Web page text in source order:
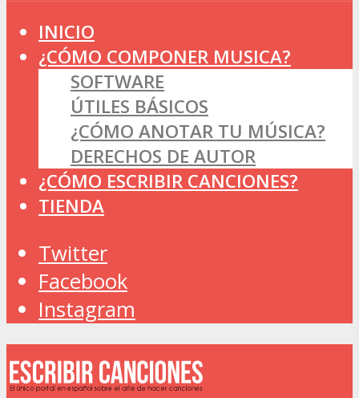
INICIO
¿CÓMO COMPONER MUSICA?
SOFTWARE
ÚTILES BÁSICOS
¿CÓMO ANOTAR TU MÚSICA?
DERECHOS DE AUTOR
¿CÓMO ESCRIBIR CANCIONES?
TIENDA
Twitter
Facebook
Instagram